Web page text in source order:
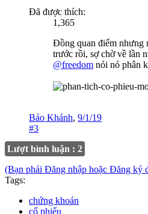
Đã được thích:
1,365
Đồng quan điểm nhưng
trước rồi, sợ chờ về lần
@freedom nói nó phân
Bảo Khánh, 9/1/19
#3
Lượt bình luận : 2
(Bạn phải Đăng nhập hoặc Đăng ký
Tags:
chứng khoán
cổ phiếu